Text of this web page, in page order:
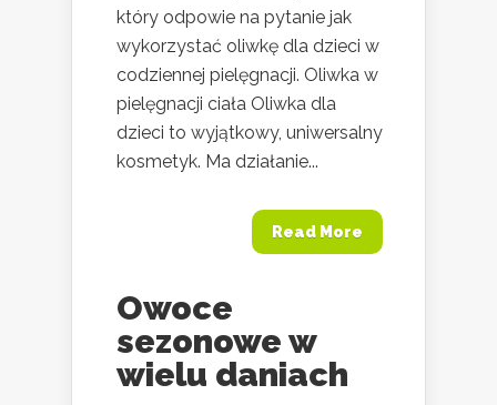
który odpowie na pytanie jak
wykorzystać oliwkę dla dzieci w
codziennej pielęgnacji. Oliwka w
pielęgnacji ciała Oliwka dla
dzieci to wyjątkowy, uniwersalny
kosmetyk. Ma działanie...
Read More
Owoce
sezonowe w
wielu daniach